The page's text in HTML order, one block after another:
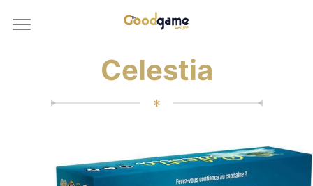
Celestia
✻